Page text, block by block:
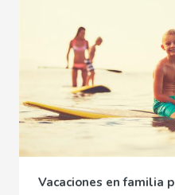
Vacaciones en familia